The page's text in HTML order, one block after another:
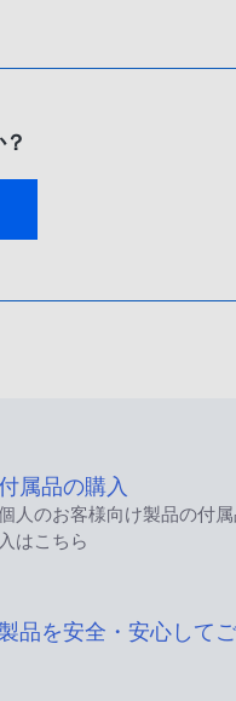
属品の購入
人のお客様向け製品の付
入はこちら
製品を安全・安心して